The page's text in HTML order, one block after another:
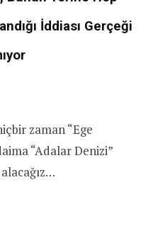
İddiası Gerçeği
zaman “Ege
“Adalar Denizi”
alacağız…